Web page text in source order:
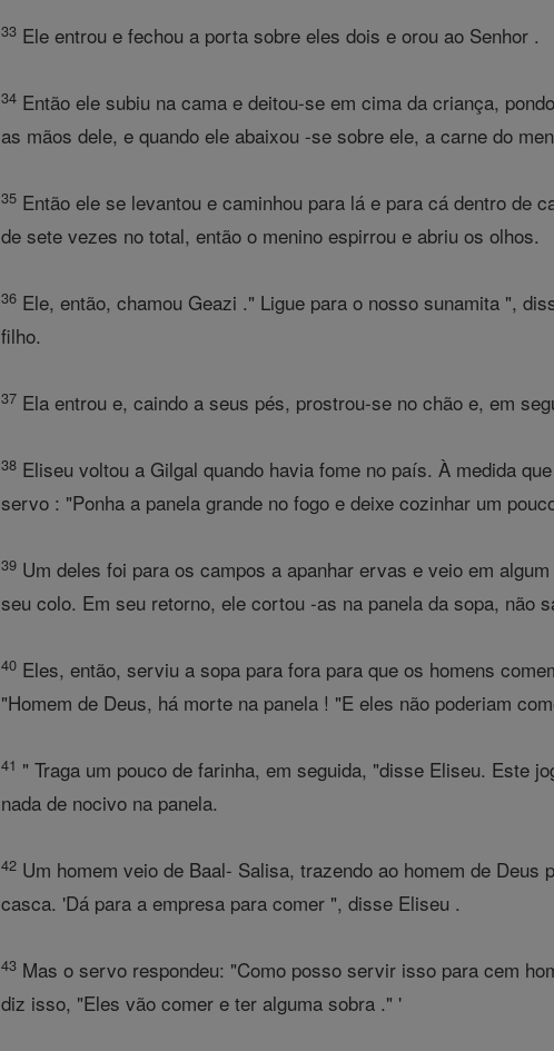
33 Ele entrou e fechou a porta sobre eles dois e orou ao Senhor .
34 Então ele subiu na cama e deitou-se em cima da criança,
as mãos dele, e quando ele abaixou -se sobre ele, a carne do
35 Então ele se levantou e caminhou para lá e para cá dentro de
de sete vezes no total, então o menino espirrou e abriu os olhos.
36 Ele, então, chamou Geazi ." Ligue para o nosso sunamita ",
filho.
37 Ela entrou e, caindo a seus pés, prostrou-se no chão e, em
38 Eliseu voltou a Gilgal quando havia fome no país. À medida
servo : "Ponha a panela grande no fogo e deixe cozinhar um
39 Um deles foi para os campos a apanhar ervas e veio em
seu colo. Em seu retorno, ele cortou -as na panela da sopa, não
40 Eles, então, serviu a sopa para fora para que os homens
"Homem de Deus, há morte na panela ! "E eles não poderiam
41 " Traga um pouco de farinha, em seguida, "disse Eliseu. Este
nada de nocivo na panela.
42 Um homem veio de Baal- Salisa, trazendo ao homem de
casca. 'Dá para a empresa para comer ", disse Eliseu .
43 Mas o servo respondeu: "Como posso servir isso para cem
diz isso, "Eles vão comer e ter alguma sobra ." '